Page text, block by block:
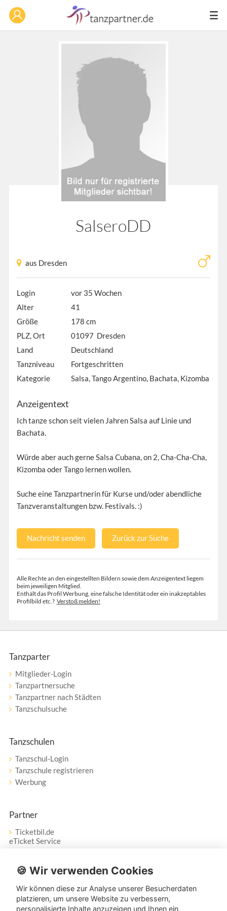
SalseroDD
aus Dresden
Login
vor 35 Wochen
Alter
41
Größe
178 cm
PLZ, Ort
01097 Dresden
Land
Deutschland
Tanzniveau
Fortgeschritten
Kategorie
Salsa, Tango Argentino, Bachata, Kizomba
Anzeigentext
Ich tanze schon seit vielen Jahren Salsa auf Linie und
Bachata.
Würde aber auch gerne Salsa Cubana, on 2, Cha-Cha-Cha,
Kizomba oder Tango lernen wollen.
Suche eine Tanzpartnerin für Kurse und/oder abendliche
Tanzveranstaltungen bzw. Festivals. :)
Nachricht senden Zurück zur Suche
Alle Rechte an den eingestellten Bildern sowie dem Anzeigentext liegem
beim jeweiligen Mitglied.
Enthält das Profil Werbung, eine falsche Identität oder ein inakzeptables
Profilbild etc.? Verstoß melden!
Tanzparter
Mitglieder-Login
Tanzpartnersuche
Tanzpartner nach Städten
Tanzschulsuche
Tanzschulen
Tanzschul-Login
Tanzschule registrieren
Werbung
Partner
Ticketbil.de
eTicket Service
Vertrag widerrufen
Service
🍪 Wir verwenden Cookies
Wir können diese zur Analyse unserer Besucherdaten
platzieren, um unsere Website zu verbessern,
personalisierte Inhalte anzuzeigen und Ihnen ein